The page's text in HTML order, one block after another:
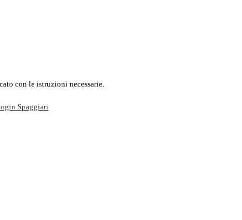
con le istruzioni necessarie.
Spaggiari